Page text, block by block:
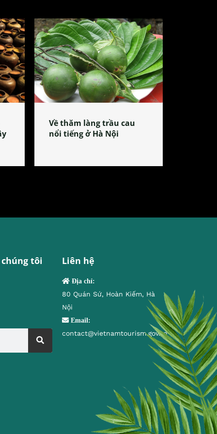
Về thăm làng trầu cau
nổi tiếng ở Hà Nội
tôi Liên hệ
Địa chỉ:
80 Quán Sứ, Hoàn Kiếm, Hà
Nội
Email:
contact@vietnamtourism.gov.vn